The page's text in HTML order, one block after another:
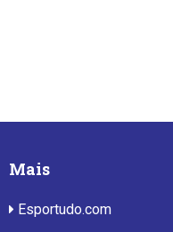
Mais
Esportudo.com